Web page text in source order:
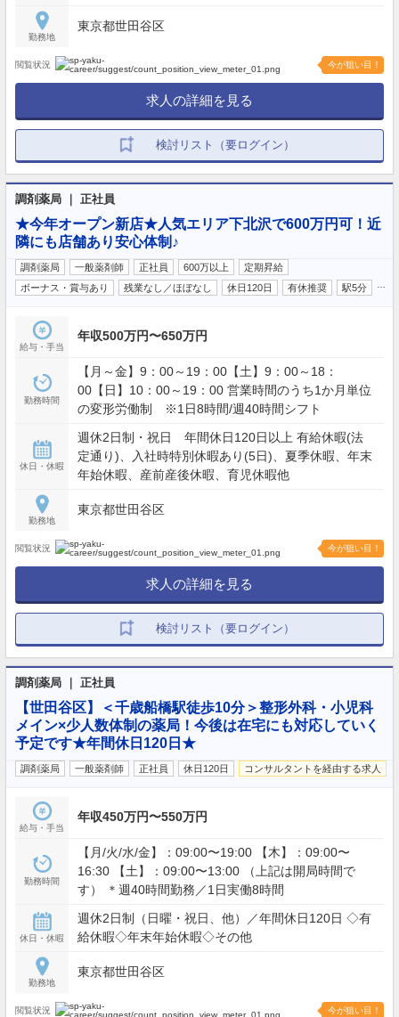
勤務地
東京都世田谷区
閲覧状況 今が狙い目！
求人の詳細を見る
検討リスト（要ログイン）
調剤薬局 ｜ 正社員
★今年オープン新店★人気エリア下北沢で600万円可！近
隣にも店舗あり安心体制♪
調剤薬局 一般薬剤師 正社員 600万以上
定期昇給
ボーナス・賞与あり
残業なし／ほぼなし 休日120日 有休推奨 駅5分
給与・手当
年収500万円〜650万円
勤務時間
【月～金】9：00～19：00【土】9：00～18：
00【日】10：00～19：00 営業時間のうち1か月単位
の変形労働制 ※1日8時間/週40時間シフト
休日・休暇
週休2日制・祝日 年間休日120日以上 有給休暇(法
定通り)、入社時特別休暇あり(5日)、夏季休暇、年末
年始休暇、産前産後休暇、育児休暇他
勤務地
東京都世田谷区
閲覧状況 今が狙い目！
求人の詳細を見る
検討リスト（要ログイン）
調剤薬局 ｜ 正社員
【世田谷区】＜千歳船橋駅徒歩10分＞整形外科・小児科
メイン×少人数体制の薬局！今後は在宅にも対応していく
予定です★年間休日120日★
調剤薬局 一般薬剤師 正社員 休日120日 コンサルタントを経由する求人
給与・手当
年収450万円〜550万円
勤務時間
【月/火/水/金】：09:00〜19:00 【木】：09:00〜
16:30 【土】：09:00〜13:00 （上記は開局時間で
す） ＊週40時間勤務／1日実働8時間
休日・休暇
週休2日制（日曜・祝日、他）／年間休日120日 ◇有
給休暇◇年末年始休暇◇その他
勤務地
東京都世田谷区
閲覧状況 今が狙い目！